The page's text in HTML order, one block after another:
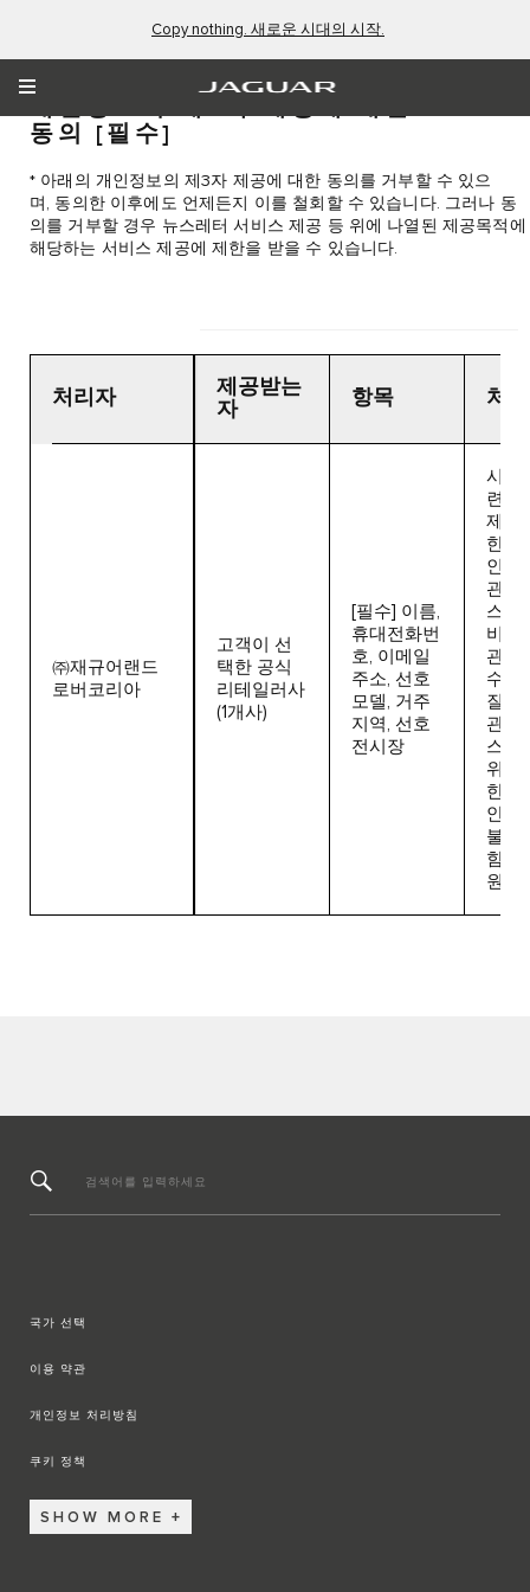
Copy nothing. 새로운 시대의 시작.
동의
[필수]
* 아래의 개인정보의 제3자 제공에 대한 동의를 거부할 수 있으
며, 동의한 이후에도 언제든지 이를 철회할 수 있습니다. 그러나 동
의를 거부할 경우 뉴스레터 서비스 제공 등 위에 나열된 제공목적에
해당하는 서비스 제공에 제한을 받을 수 있습니다.
제공받는
자
항목 처
고객이 선
택한 공식
리테일러사
(1개사)
[필수] 이름,
휴대전화번
호, 이메일
주소, 선호
모델, 거주
지역, 선호
전시장
시승
련
제공
한
인,
관련
스 제
비스
관리
수적
질 조
관련
스
위해
한
안내,
불만
함하
원
처리자
㈜재규어랜드
로버코리아
검색어를 입력하세요
국가 선택
이용 약관
개인정보 처리방침
쿠키 정책
SHOW MORE